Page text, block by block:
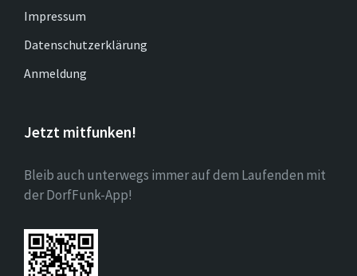
Impressum
Datenschutzerklärung
Anmeldung
Jetzt mitfunken!
Bleib auch unterwegs immer auf dem Laufenden mit
der DorfFunk-App!